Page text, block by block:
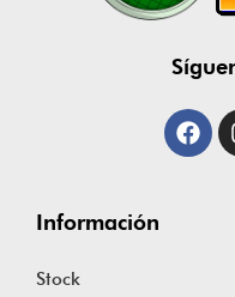
Información
Stock